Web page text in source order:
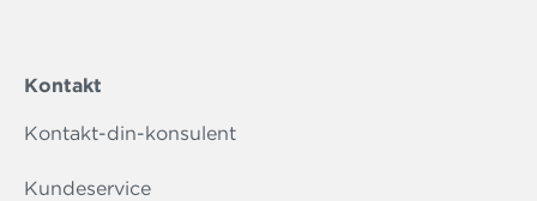
Kontakt
Kontakt-din-konsulent
Kundeservice